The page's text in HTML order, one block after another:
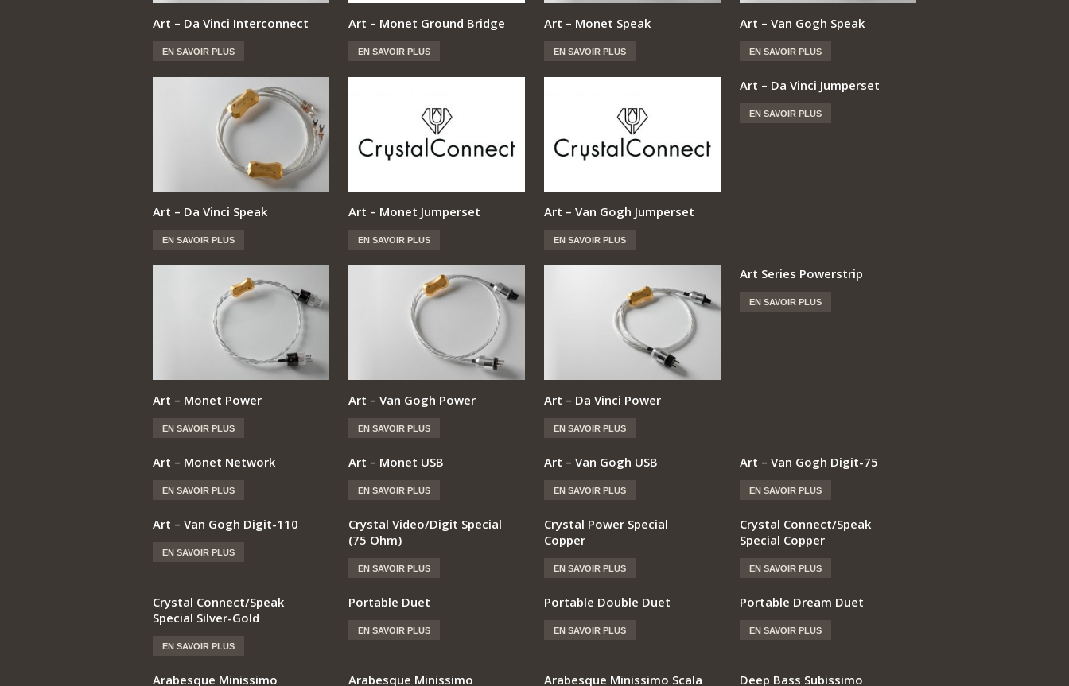
Art – Da Vinci Interconnect
EN SAVOIR PLUS
Art – Monet Ground Bridge
EN SAVOIR PLUS
Art – Monet Speak
EN SAVOIR PLUS
Art – Van Gogh Speak
EN SAVOIR PLUS
Art – Da Vinci Speak
EN SAVOIR PLUS
Art – Monet Jumperset
EN SAVOIR PLUS
Art – Van Gogh Jumperset
EN SAVOIR PLUS
Art – Da Vinci Jumperset
EN SAVOIR PLUS
Art – Monet Power
EN SAVOIR PLUS
Art – Van Gogh Power
EN SAVOIR PLUS
Art – Da Vinci Power
EN SAVOIR PLUS
Art Series Powerstrip
EN SAVOIR PLUS
Art – Monet Network
EN SAVOIR PLUS
Art – Monet USB
EN SAVOIR PLUS
Art – Van Gogh USB
EN SAVOIR PLUS
Art – Van Gogh Digit-75
EN SAVOIR PLUS
Art – Van Gogh Digit-110
EN SAVOIR PLUS
Crystal Video/Digit Special
(75 Ohm)
EN SAVOIR PLUS
Crystal Power Special
Copper
EN SAVOIR PLUS
Crystal Connect/Speak
Special Copper
EN SAVOIR PLUS
Crystal Connect/Speak
Special Silver-Gold
EN SAVOIR PLUS
Portable Duet
EN SAVOIR PLUS
Portable Double Duet
EN SAVOIR PLUS
Portable Dream Duet
EN SAVOIR PLUS
Arabesque Minissimo Arabesque Minissimo Arabesque Minissimo Scala Deep Bass Subissimo